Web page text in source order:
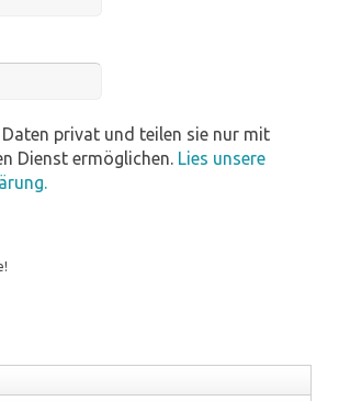
privat und teilen sie nur mit
Dienst ermöglichen. Lies unsere